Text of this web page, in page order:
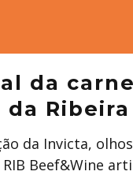
da
da Ribeira
da Invicta,
Beef&Wine